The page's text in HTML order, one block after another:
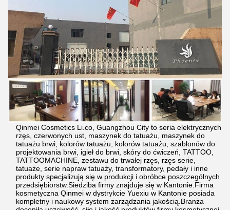
Qinmei Cosmetics Li.co, Guangzhou City to seria elektrycznych
rzęs, czerwonych ust, maszynek do tatuażu, maszynek do
tatuażu brwi, kolorów tatuażu, kolorów tatuażu, szablonów do
projektowania brwi, igieł do brwi, skóry do ćwiczeń, TATTOO,
TATTOOMACHINE, zestawu do trwałej rzęs, rzęs serie,
tatuaże, serie napraw tatuaży, transformatory, pedały i inne
produkty specjalizują się w produkcji i obróbce poszczególnych
przedsiębiorstw.Siedziba firmy znajduje się w Kantonie.Firma
kosmetyczna Qinmei w dystrykcie Yuexiu w Kantonie posiada
kompletny i naukowy system zarządzania jakością.Branża